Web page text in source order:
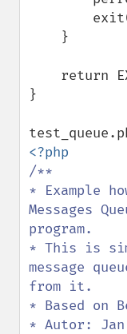
}
/**
* Example
Messages
program.
* This is
message
from it.
* Based on
* Autor: